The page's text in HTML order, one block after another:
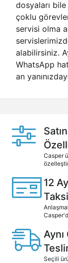
dosyaları
çoklu
servisi olma
alabilirsiniz.
WhatsApp
an
Casper
12
Aynı
Seçili